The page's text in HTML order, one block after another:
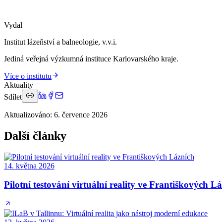
Vydal
Institut lázeňství a balneologie, v.v.i.
Jediná veřejná výzkumná instituce Karlovarského kraje.
Více o institutu
Aktuality
Sdílet
Aktualizováno: 6. července 2026
Další články
14. května 2026
Pilotní testování virtuální reality ve Františkových